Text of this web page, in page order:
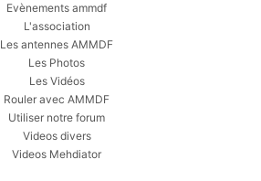
Evènements ammdf
L'association
Les antennes AMMDF
Les Photos
Les Vidéos
Rouler avec AMMDF
Utiliser notre forum
Videos divers
Videos Mehdiator